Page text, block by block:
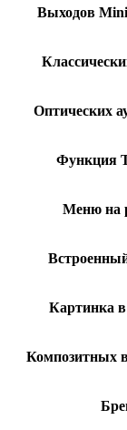
Выходов
Оптических
Функция
Меню на
Картинка
Композитных